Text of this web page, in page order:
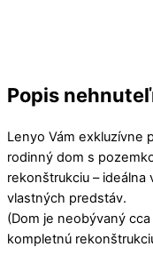
Popis
Lenyo Vám exkluzívne
rodinný dom s
rekonštrukciu –
vlastných predstáv.
(Dom je neobývaný
kompletnú